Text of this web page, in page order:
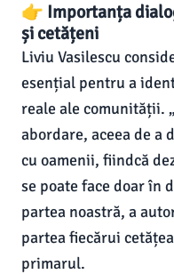
👉 Importanța
și cetățeni
Liviu Vasilescu
esențial pentru a
reale ale comunității.
abordare, aceea de a
cu oamenii, fiindcă
se poate face doar în
partea noastră, a
partea fiecărui
primarul.